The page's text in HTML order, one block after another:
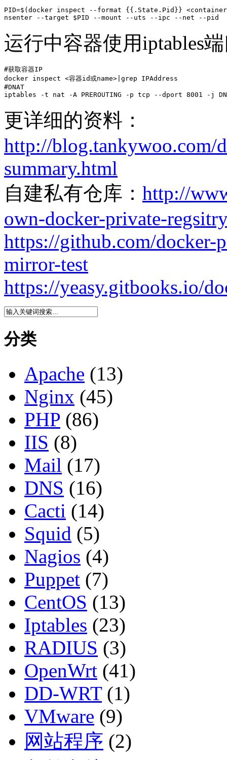
PID=$(docker inspect --format {{.State.Pid}}
nsenter --target $PID --mount --uts --ipc --net --pid
运行中容器使用iptables
#获取容器IP
docker inspect <容器id或name>|grep IPAddress
#DNAT
iptables -t nat -A PREROUTING -p tcp --dport 8001 -j
更详细的资料：
http://blog.tankywoo.com/
summary.html
自建私有仓库： http://
own-docker-private-
https://github.com/docker-
mirror-test
https://yeasy.gitbooks.io/
分类
Apache (13)
Nginx (45)
PHP (86)
IIS (8)
Mail (17)
DNS (16)
Cacti (14)
Squid (5)
Nagios (4)
Puppet (7)
CentOS (13)
Iptables (23)
RADIUS (3)
OpenWrt (41)
DD-WRT(1)
VMware (9)
网站程序 (2)